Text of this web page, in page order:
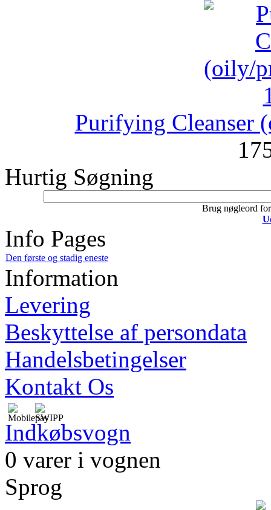
Purifying Cleanser
Hurtig Søgning
Brug nøgleord
Info Pages
Den første og stadig eneste
Information
Levering
Beskyttelse af persondata
Handelsbetingelser
Kontakt Os
Indkøbsvogn
0 varer i vognen
Sprog